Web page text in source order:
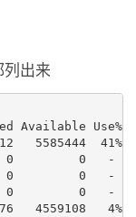
列出来
Available Use%
5585444  41% /
0   -  /
0         0   -  /
0         0   -  /
4559108   4% /